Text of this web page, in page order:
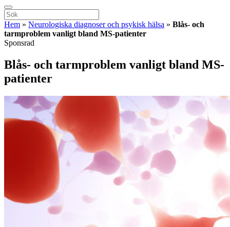
Hem » Neurologiska diagnoser och psykisk hälsa » Blås- och
tarmproblem vanligt bland MS-patienter
Sponsrad
Blås- och tarmproblem vanligt bland MS-
patienter